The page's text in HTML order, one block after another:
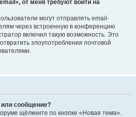
от меня требуют войти на
могут отправлять email-
через встроенную в конференцию
включил такую возможность. Это
злоупотребления почтовой
или сообщение?
щёлкните по кнопке «Новая тема».